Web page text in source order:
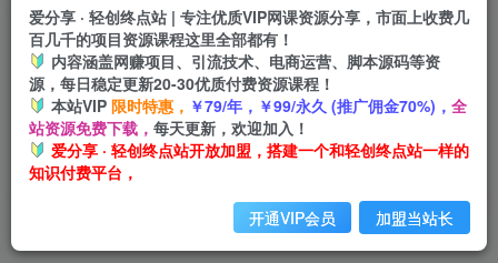
加入会员享受权益福利
爱分享 · 轻创终点站 | 专注优质VIP网课资源分享，市面上收费几
百几千的项目资源课程这里全部都有！
内容涵盖网赚项目、引流技术、电商运营、脚本源码等资
源，每日稳定更新20-30优质付费资源课程！
本站VIP 限时特惠， ￥79/年，￥99/永久 (推广佣金70%)， 全
站资源免费下载， 每天更新，欢迎加入！
爱分享 · 轻创终点站开放加盟，搭建一个和轻创终点站一样的
知识付费平台，
开通VIP会员 加盟当站长